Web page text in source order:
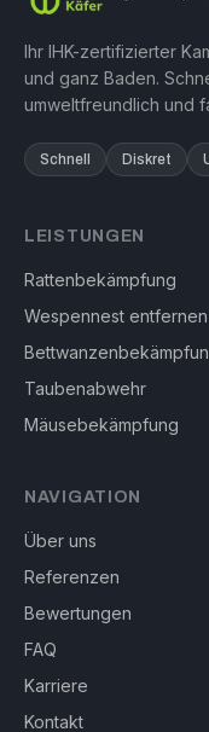
Ihr IHK-zertifizierter
und ganz Baden.
umweltfreundlich und
Schnell Diskret
LEISTUNGEN
Rattenbekämpfung
Wespennest entfernen
Taubenabwehr
Mäusebekämpfung
NAVIGATION
Über uns
Referenzen
Bewertungen
FAQ
Karriere
Kontakt